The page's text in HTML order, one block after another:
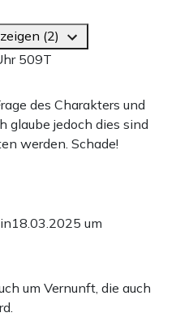
(2)
509T
des Charakters und
glaube jedoch dies sind
werden. Schade!
18.03.2025 um
um Vernunft, die auch